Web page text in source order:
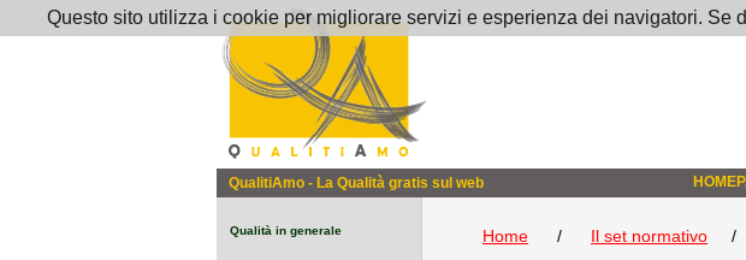
QualitiAmo - La Qualità gratis sul web
Home / Il set normativo /
Qualità in generale
Questo sito utilizza i cookie per migliorare servizi e esperienza dei navigatori. Se